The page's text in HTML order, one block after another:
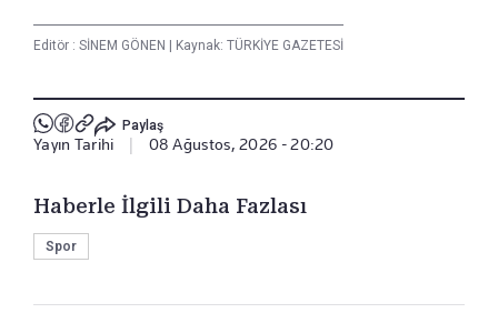
Editör : SİNEM GÖNEN Kaynak: TÜRKİYE GAZETESİ
Paylaş
Yayın Tarihi 08 Ağustos, 2026 - 20:20
Haberle İlgili Daha Fazlası
Spor